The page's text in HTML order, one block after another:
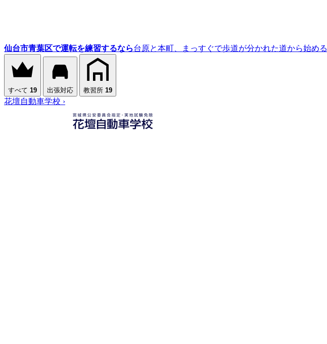
仙台市青葉区で運転を練習するなら台原と本町、まっすぐで歩道が分かれた道から始める
すべて 19 出張対応 教習所 19
花壇自動車学校 ›